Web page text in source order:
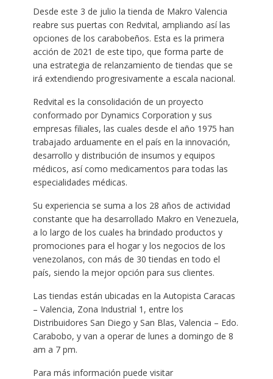
Desde este 3 de julio la tienda de Makro Valencia
reabre sus puertas con Redvital, ampliando así las
opciones de los carabobeños. Esta es la primera
acción de 2021 de este tipo, que forma parte de
una estrategia de relanzamiento de tiendas que se
irá extendiendo progresivamente a escala nacional.
Redvital es la consolidación de un proyecto
conformado por Dynamics Corporation y sus
empresas filiales, las cuales desde el año 1975 han
trabajado arduamente en el país en la innovación,
desarrollo y distribución de insumos y equipos
médicos, así como medicamentos para todas las
especialidades médicas.
Su experiencia se suma a los 28 años de actividad
constante que ha desarrollado Makro en Venezuela,
a lo largo de los cuales ha brindado productos y
promociones para el hogar y los negocios de los
venezolanos, con más de 30 tiendas en todo el
país, siendo la mejor opción para sus clientes.
Las tiendas están ubicadas en la Autopista Caracas
– Valencia, Zona Industrial 1, entre los
Distribuidores San Diego y San Blas, Valencia – Edo.
Carabobo, y van a operar de lunes a domingo de 8
am a 7 pm.
Para más información puede visitar